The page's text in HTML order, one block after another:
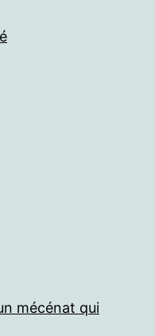
mécénat qui